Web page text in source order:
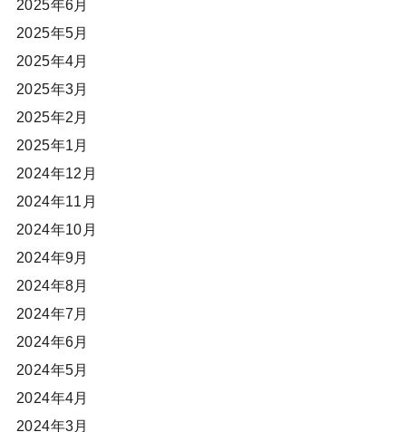
2025年6月
2025年5月
2025年4月
2025年3月
2025年2月
2025年1月
2024年12月
2024年11月
2024年10月
2024年9月
2024年8月
2024年7月
2024年6月
2024年5月
2024年4月
2024年3月